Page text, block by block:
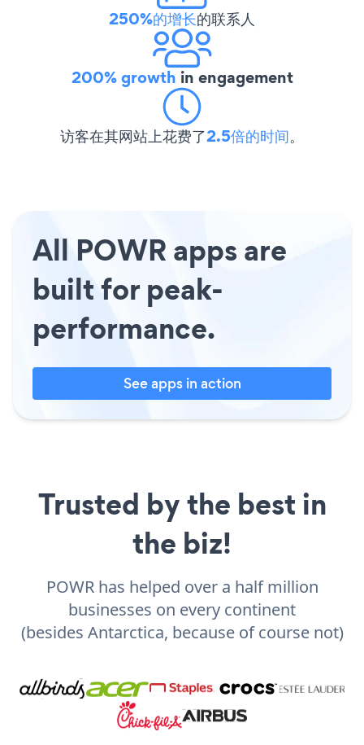
250%的增长的联系人
200% growth in engagement
访客在其网站上花费了2.5倍的时间。
All POWR apps are
built for peak-
performance.
See apps in action
Trusted by the best in
the biz!
POWR has helped over a half million
businesses on every continent
(besides Antarctica, because of course not)